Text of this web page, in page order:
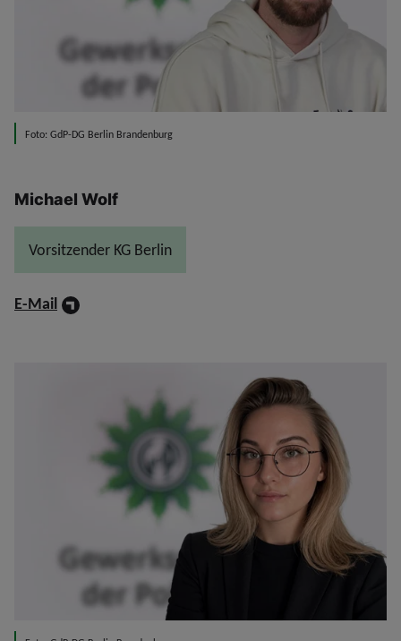
Foto: GdP-DG Berlin Brandenburg
Michael Wolf
Vorsitzender KG Berlin
E-Mail